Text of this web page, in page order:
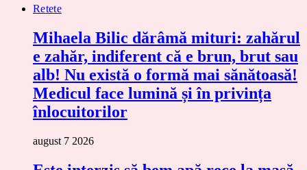
Retete
Mihaela Bilic dărâmă mituri: zahărul
e zahăr, indiferent că e brun, brut sau
alb! Nu există o formă mai sănătoasă!
Medicul face lumină și în privința
înlocuitorilor
august 7 2026